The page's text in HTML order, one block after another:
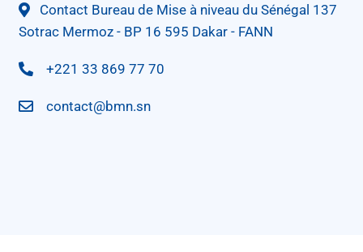
Contact Bureau de Mise à niveau du Sénégal 137
Sotrac Mermoz - BP 16 595 Dakar - FANN
+221 33 869 77 70
contact@bmn.sn